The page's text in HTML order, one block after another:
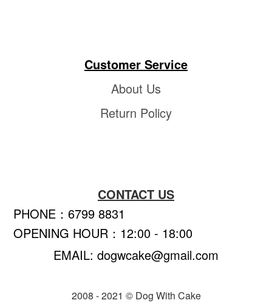
Customer Service
About Us
Return Policy
CONTACT US
PHONE：6799 8831
OPENING HOUR：12:00 - 18:00
EMAIL: dogwcake@gmail.com
2008 - 2021 © Dog With Cake